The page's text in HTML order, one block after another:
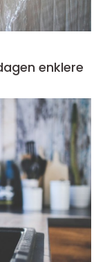
enklere